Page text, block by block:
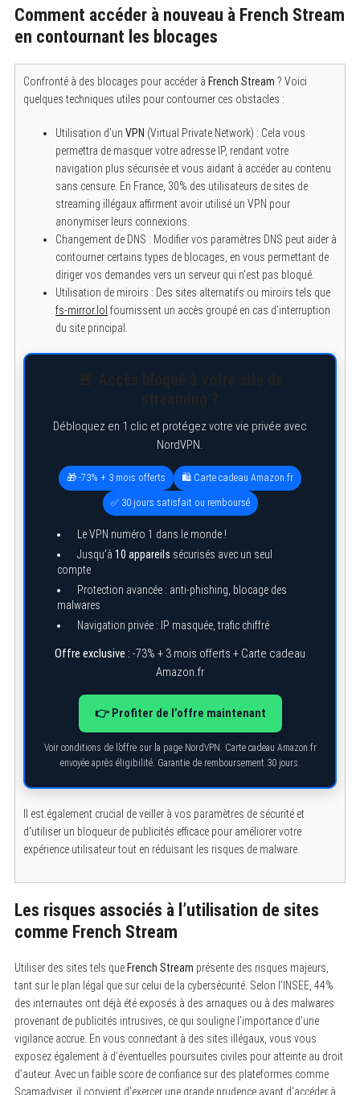
Comment accéder à nouveau à French Stream
en contournant les blocages
Confronté à des blocages pour accéder à French Stream ? Voici
quelques techniques utiles pour contourner ces obstacles :
Utilisation d’un VPN (Virtual Private Network) : Cela vous
permettra de masquer votre adresse IP, rendant votre
navigation plus sécurisée et vous aidant à accéder au contenu
sans censure. En France, 30% des utilisateurs de sites de
streaming illégaux affirment avoir utilisé un VPN pour
anonymiser leurs connexions.
Changement de DNS : Modifier vos paramètres DNS peut aider à
contourner certains types de blocages, en vous permettant de
diriger vos demandes vers un serveur qui n’est pas bloqué.
Utilisation de miroirs : Des sites alternatifs ou miroirs tels que
fs-mirror.lol fournissent un accès groupé en cas d’interruption
du site principal.
Débloquez en 1 clic et protégez votre vie privée avec
NordVPN.
🎁 -73% + 3 mois offerts 🛍️ Carte cadeau Amazon.fr
✅ 30 jours satisfait ou remboursé
Le VPN numéro 1 dans le monde !
Jusqu’à 10 appareils sécurisés avec un seul
compte
Protection avancée : anti-phishing, blocage des
malwares
Navigation privée : IP masquée, trafic chiffré
Offre exclusive : -73% + 3 mois offerts + Carte cadeau
Amazon.fr
👉 Profiter de l’offre maintenant
Voir conditions de l’offre sur la page NordVPN. Carte cadeau Amazon.fr
envoyée après éligibilité. Garantie de remboursement 30 jours.
Il est également crucial de veiller à vos paramètres de sécurité et
d’utiliser un bloqueur de publicités efficace pour améliorer votre
expérience utilisateur tout en réduisant les risques de malware.
Les risques associés à l’utilisation de sites
comme French Stream
Utiliser des sites tels que French Stream présente des risques majeurs,
tant sur le plan légal que sur celui de la cybersécurité. Selon l’INSEE, 44%
des internautes ont déjà été exposés à des arnaques ou à des malwares
provenant de publicités intrusives, ce qui souligne l’importance d’une
vigilance accrue. En vous connectant à des sites illégaux, vous vous
exposez également à d’éventuelles poursuites civiles pour atteinte au droit
d’auteur. Avec un faible score de confiance sur des plateformes comme
Scamadviser, il convient d’exercer une grande prudence avant d’accéder à
S
a
c
o